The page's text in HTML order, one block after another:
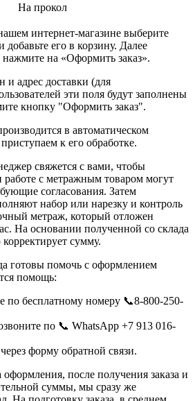
На прокол
интернет-магазине выберите
его в корзину. Далее
на «Оформить заказ».
и адрес доставки (для
эти поля будут заполнены
кнопку "Оформить заказ".
в автоматическом
к его обработке.
свяжется с вами, чтобы
работе с метражным товаром могут
согласования. Затем
набор или нарезку и контроль
метраж, который отложен
На основании полученной со склада
сумму.
готовы помочь с оформлением
помощь:
по бесплатному номеру 📞8-800-250-
по 📞 WhatsApp +7 913 016-
форму обратной связи.
после получения заказа и
суммы, мы сразу же